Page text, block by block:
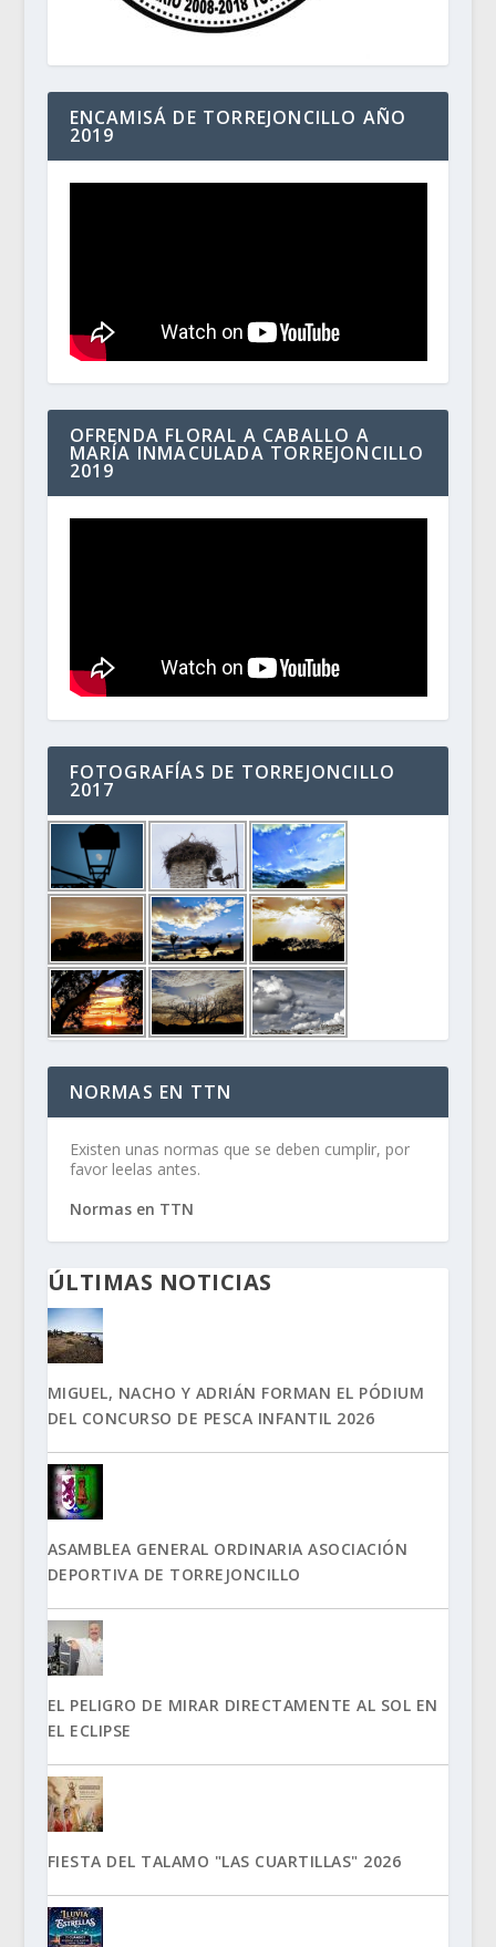
ENCAMISÁ DE TORREJONCILLO AÑO
2019
OFRENDA FLORAL A CABALLO A
MARÍA INMACULADA TORREJONCILLO
2019
FOTOGRAFÍAS DE TORREJONCILLO
2017
NORMAS EN TTN
Existen unas normas que se deben cumplir, por
favor leelas antes.
Normas en TTN
ÚLTIMAS NOTICIAS
MIGUEL, NACHO Y ADRIÁN FORMAN EL PÓDIUM
DEL CONCURSO DE PESCA INFANTIL 2026
ASAMBLEA GENERAL ORDINARIA ASOCIACIÓN
DEPORTIVA DE TORREJONCILLO
EL PELIGRO DE MIRAR DIRECTAMENTE AL SOL EN
EL ECLIPSE
FIESTA DEL TALAMO "LAS CUARTILLAS" 2026